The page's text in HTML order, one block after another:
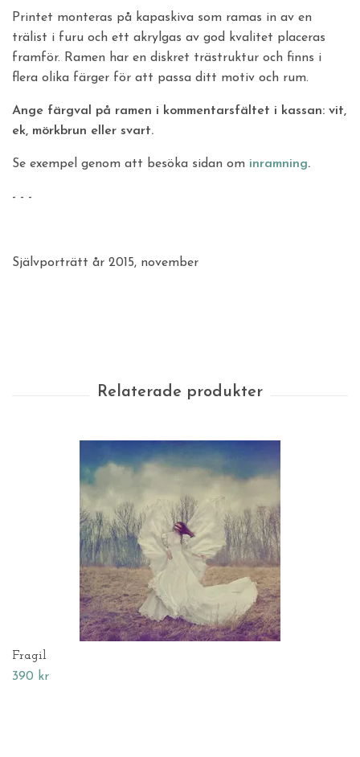
Printet monteras på kapaskiva som ramas in av en
trälist i furu och ett akrylgas av god kvalitet placeras
framför. Ramen har en diskret trästruktur och finns i
flera olika färger för att passa ditt motiv och rum.
Ange färgval på ramen i kommentarsfältet i kassan: vit,
ek, mörkbrun eller svart.
Se exempel genom att besöka sidan om inramning.
- - -
Självporträtt år 2015, november
Fragil
390 kr